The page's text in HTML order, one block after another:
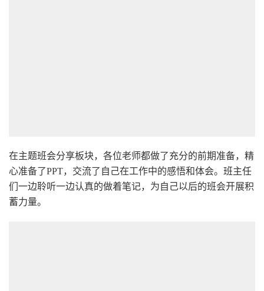
在主题班会分享板块，各位老师都做了充分的前期准备，精
心准备了PPT，交流了自己在工作中的感悟和体会。班主任
们一边聆听一边认真的做着笔记，为自己以后的班会开展积
蓄力量。